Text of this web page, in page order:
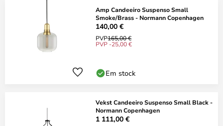
Amp Candeeiro Suspenso Small
Smoke/Brass - Normann Copenhagen
140,00 €
PVP165,00 €
PVP -25,00 €
Em stock
Vekst Candeeiro Suspenso Small Black -
Normann Copenhagen
1 111,00 €